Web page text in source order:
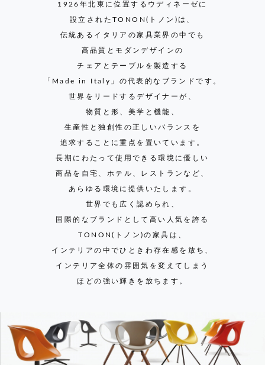
CONTACT
1926年北東に位置するウディネーゼに
設立されたTONON(トノン)は、
伝統あるイタリアの家具業界の中でも
高品質とモダンデザインの
チェアとテーブルを製造する
「Made in Italy」の代表的なブランドです。
世界をリードするデザイナーが、
物質と形、美学と機能、
生産性と独創性の正しいバランスを
追求することに重点を置いています。
長期にわたって使用できる環境に優しい
商品を自宅、ホテル、レストランなど、
あらゆる環境に提供いたします。
世界でも広く認められ、
国際的なブランドとして高い人気を誇る
TONON(トノン)の家具は、
インテリアの中でひときわ存在感を放ち、
インテリア全体の雰囲気を変えてしまう
ほどの強い輝きを放ちます。